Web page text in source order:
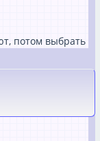
потом выбрать